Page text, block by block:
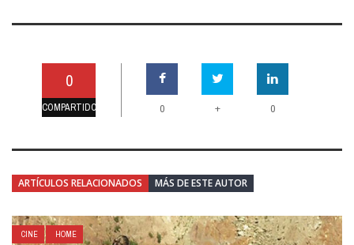
0
COMPARTIDO 0 + 0
ARTÍCULOS RELACIONADOS MÁS DE ESTE AUTOR
CINE HOME